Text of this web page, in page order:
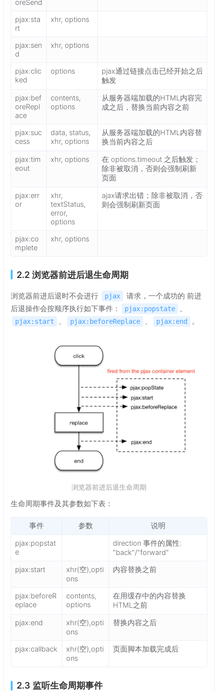
oreSend
pjax:sta
rt
xhr, options
pjax:sen
d
xhr, options
pjax:clic
ked
options
pjax通过链接点击已经开始之后
触发
pjax:bef
oreRepl
ace
contents,
options
从服务器端加载的HTML内容完
成之后，替换当前内容之前
pjax:suc
cess
data, status,
xhr, options
从服务器端加载的HTML内容替
换当前内容之后
pjax:tim
eout
xhr, options
在 options.timeout 之后触发；
除非被取消，否则会强制刷新
页面
pjax:err
or
xhr,
textStatus,
error,
options
ajax请求出错；除非被取消，否
则会强制刷新页面
pjax:co
mplete
xhr, options
2.2 浏览器前进后退生命周期
浏览器前进后退时不会进行 pjax
请求，一个成功的 前进
后退操作会按顺序执行如下事件：
pjax:popstate
pjax:start pjax:beforeReplace pjax:end 。
浏览器前进后退生命周期
生命周期事件及其参数如下表：
事件 参数
说明
pjax:popstat
e
direction 事件的属性:
"back"/"forward"
pjax:start
xhr(空),opti
ons
内容替换之前
pjax:beforeR
eplace
contents,
options
在用缓存中的内容替换
HTML之前
pjax:end
xhr(空),opti
ons
替换内容之后
pjax:callback
xhr(空),opti
ons
页面脚本加载完成后
2.3 监听生命周期事件